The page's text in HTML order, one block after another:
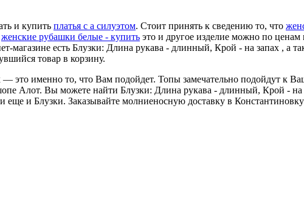
и купить платья с а силуэтом. Стоит принять к сведению то, что
женские рубашки белые - купить это и другое изделие можно по ценам
магазине есть Блузки: Длина рукава - длинный, Крой - на запах , а
товар в корзину.
это именно то, что Вам подойдет. Топы замечательно подойдут к
Алот. Вы можете найти Блузки: Длина рукава - длинный, Крой - на
еще и Блузки. Заказывайте молниеносную доставку в